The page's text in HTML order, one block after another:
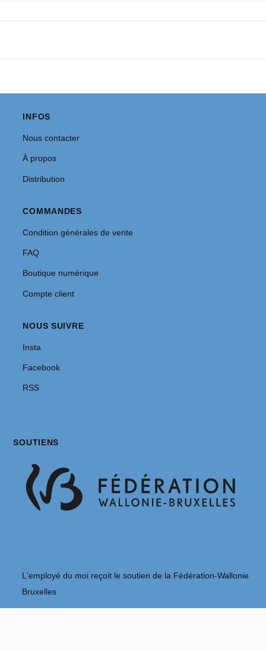
INFOS
Nous contacter
À propos
Distribution
COMMANDES
Condition générales de vente
FAQ
Boutique numérique
Compte client
NOUS SUIVRE
Insta
Facebook
RSS
SOUTIENS
L'employé du moi reçoit le soutien de la Fédération-Wallonie
Bruxelles